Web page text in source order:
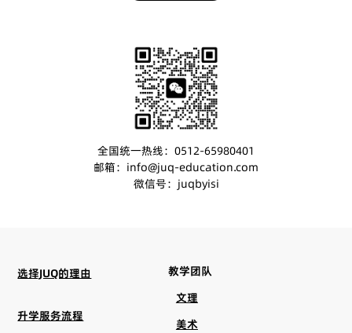
全国统一热线：0512-65980401
邮箱：info@juq-education.com
微信号：juqbyisi
选择JUQ的理由
升学服务流程
教学团队
文理
美术